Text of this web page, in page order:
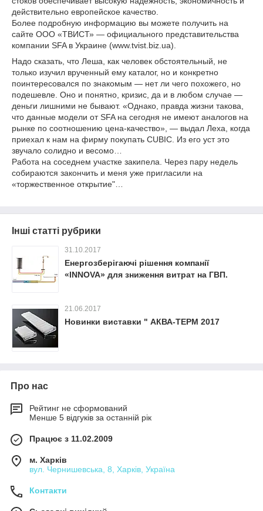
действительно европейское качество.
Более подробную информацию вы можете получить на
сайте ООО «ТВИСТ» — официального представительства
компании SFA в Украине (www.tvist.biz.ua).
Надо сказать, что Леша, как человек обстоятельный, не
только изучил врученный ему каталог, но и конкретно
поинтересовался по знакомым — нет ли чего похожего, но
подешевле. Оно и понятно, кризис, да и в любом случае —
деньги лишними не бывают. «Однако, правда жизни такова,
что данные модели от SFA на сегодня не имеют аналогов на
рынке по соотношению цена-качество», — выдал Леха, когда
приехал к нам на фирму покупать CUBIC. Из его уст это
звучало солидно и весомо…
Работа на соседнем участке закипела. Через пару недель
собираются закончить и меня уже пригласили на
«торжественное открытие"…
Інші статті рубрики
31.10.2017
Енергозберігаючі рішення компанії
«INNOVA» для зниження витрат на ГВП.
21.06.2017
Новинки виставки " АКВА-ТЕРМ 2017
Про нас
Рейтинг не сформований
Менше 5 відгуків за останній рік
Працює з 11.02.2009
м. Харків
вул. Чернишевська, 8, Харків, Україна
Контакти